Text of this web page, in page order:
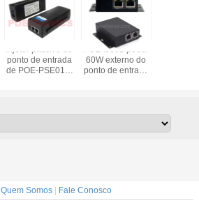
Injetor passivo do
ponto de entrada
de POE-PSE01M
POE-IJ802 poder
60W externo do
ponto de entrada
POE-
Quem Somos| Fale Conosco